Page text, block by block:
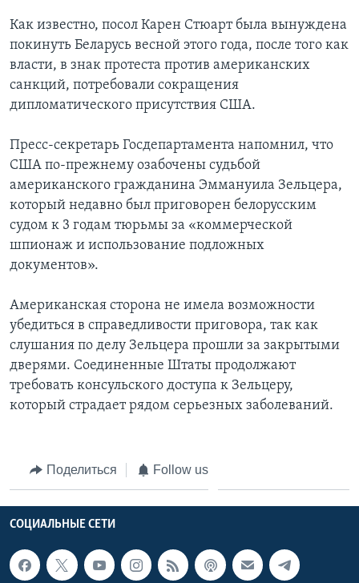
Как известно, посол Карен Стюарт была вынуждена
покинуть Беларусь весной этого года, после того как
власти, в знак протеста против американских
санкций, потребовали сокращения
дипломатического присутствия США.
Пресс-секретарь Госдепартамента напомнил, что
США по-прежнему озабочены судьбой
американского гражданина Эммануила Зельцера,
который недавно был приговорен белорусским
судом к 3 годам тюрьмы за «коммерческой
шпионаж и использование подложных
документов».
Американская сторона не имела возможности
убедиться в справедливости приговора, так как
слушания по делу Зельцера прошли за закрытыми
дверями. Соединенные Штаты продолжают
требовать консульского доступа к Зельцеру,
который страдает рядом серьезных заболеваний.
Поделиться Follow us
СОЦИАЛЬНЫЕ СЕТИ